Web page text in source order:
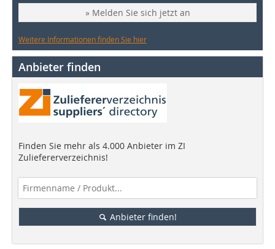
» Melden Sie sich jetzt an
Weitere Informationen finden Sie hier
Anbieter finden
Finden Sie mehr als 4.000 Anbieter im ZI
Zuliefererverzeichnis!
Anbieter finden!